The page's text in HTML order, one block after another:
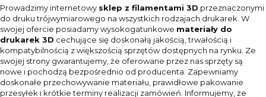
Prowadzimy internetowy sklep z filamentami 3D przeznaczonymi
do druku trójwymiarowego na wszystkich rodzajach drukarek. W
swojej ofercie posiadamy wysokogatunkowe materiały do
drukarek 3D cechujące się doskonałą jakością, trwałością i
kompatybilnością z większością sprzętów dostępnych na rynku. Ze
swojej strony gwarantujemy, że oferowane przez nas sprzęty są
nowe i pochodzą bezpośrednio od producenta. Zapewniamy
doskonałe przechowywanie materiału, prawidłowe pakowanie
przesyłek i krótkie terminy realizacji zamówień. Informujemy, że